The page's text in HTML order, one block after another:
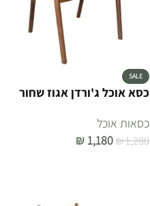
SALE
כסא אוכל ג'ורדן אגוז שחור
כסאות אוכל
₪1,280
₪ 1,180